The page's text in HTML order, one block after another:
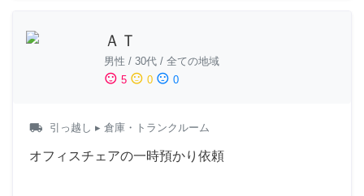
ＡＴ
男性 / 30代 / 全ての地域
sentiment_satisfied 5 sentiment_neutral 0 sentiment_dissatisfied 0
local_shipping 引っ越し ▸ 倉庫・トランクルーム
オフィスチェアの一時預かり依頼